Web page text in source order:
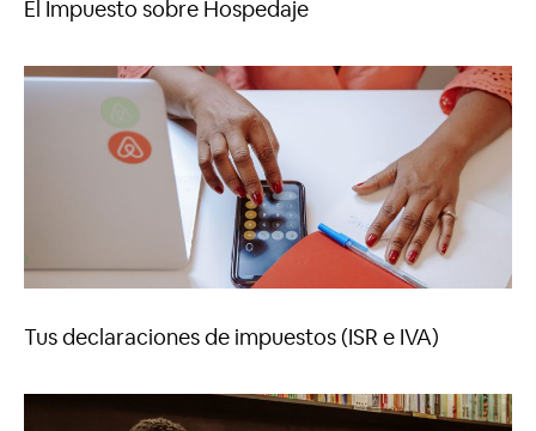
El Impuesto sobre Hospedaje
Tus declaraciones de impuestos (ISR e IVA)